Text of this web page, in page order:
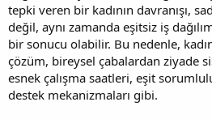
tepki veren bir kadının davranışı,
değil, aynı zamanda eşitsiz iş
bir sonucu olabilir. Bu nedenle,
çözüm, bireysel çabalardan ziyade
esnek çalışma saatleri, eşit
destek mekanizmaları gibi.